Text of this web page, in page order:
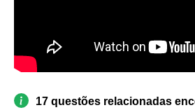
17 questões relacionadas